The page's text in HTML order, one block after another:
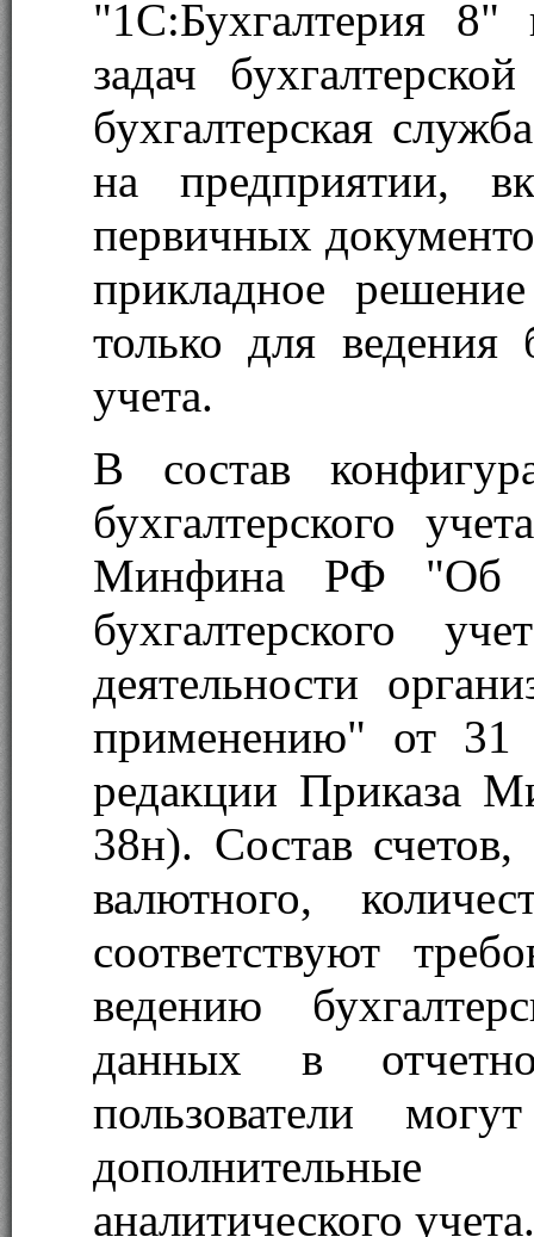
"1С:Бухгалтерия 8"
задач
бухгалтерская
на предприятии,
первичных
прикладное
только для ведения
учета.
В состав
бухгалтерского
Минфина РФ "Об
бухгалтерского
деятельности
применению" от
редакции Приказа
38н). Состав счетов,
валютного,
соответствуют
ведению
данных в
пользователи
аналитического учета.